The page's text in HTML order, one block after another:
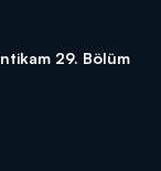
29. Bölüm